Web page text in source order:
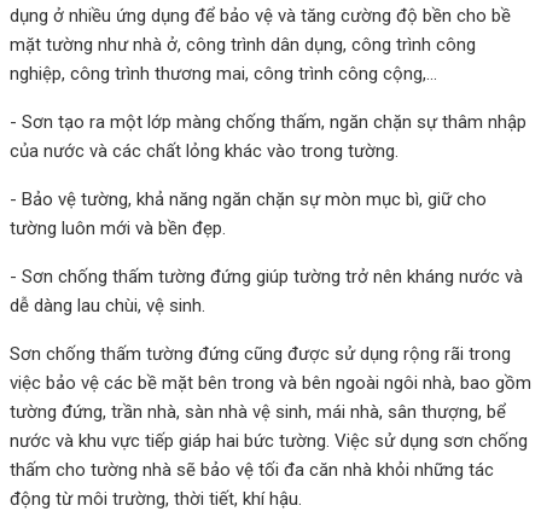
dụng ở nhiều ứng dụng để bảo vệ và tăng cường độ bền cho bề
mặt tường như nhà ở, công trình dân dụng, công trình công
nghiệp, công trình thương mai, công trình công cộng,...
- Sơn tạo ra một lớp màng chống thấm, ngăn chặn sự thâm nhập
của nước và các chất lỏng khác vào trong tường.
- Bảo vệ tường, khả năng ngăn chặn sự mòn mục bì, giữ cho
tường luôn mới và bền đẹp.
- Sơn chống thấm tường đứng giúp tường trở nên kháng nước và
dễ dàng lau chùi, vệ sinh.
Sơn chống thấm tường đứng cũng được sử dụng rộng rãi trong
việc bảo vệ các bề mặt bên trong và bên ngoài ngôi nhà, bao gồm
tường đứng, trần nhà, sàn nhà vệ sinh, mái nhà, sân thượng, bể
nước và khu vực tiếp giáp hai bức tường. Việc sử dụng sơn chống
thấm cho tường nhà sẽ bảo vệ tối đa căn nhà khỏi những tác
động từ môi trường, thời tiết, khí hậu.